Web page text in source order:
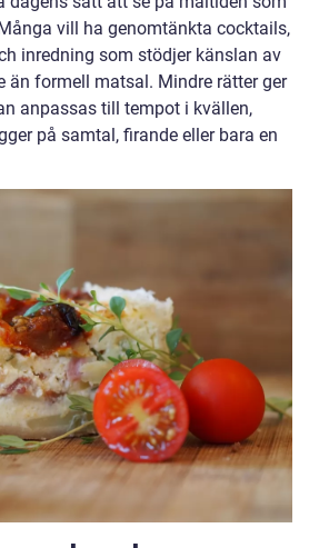
vill ha genomtänkta cocktails,
inredning som stödjer känslan av
än formell matsal. Mindre rätter ger
anpassas till tempot i kvällen,
på samtal, firande eller bara en